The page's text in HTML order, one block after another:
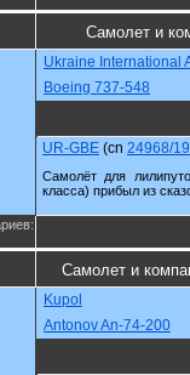
Самолет и
Ukraine International
Boeing 737-548
UR-GBE (cn 24968/
Самолёт для
класса) прибыл из
Самолет и
Kupol
Antonov An-74-200